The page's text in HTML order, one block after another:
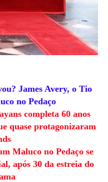
James Avery, o Tio
no Pedaço
completa 60 anos
quase protagonizaram
Maluco no Pedaço se
após 30 da estreia do